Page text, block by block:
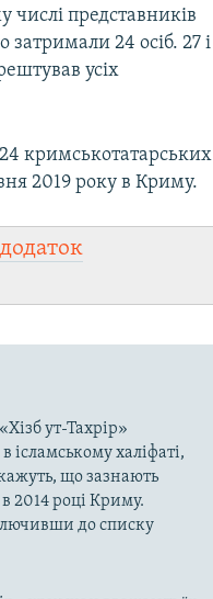
числі представників
затримали 24 осіб. 27 і
усіх
кримськотатарських
2019 року в Криму.
додаток
ут-Тахрір»
ісламському халіфаті,
що зазнають
2014 році Криму.
до списку